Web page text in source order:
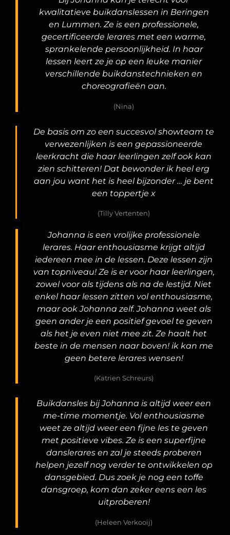
kwalitatieve buikdanslessen in Beringen
en Lummen. Ze is een professionele,
gecertificeerde lerares met een warme,
sprankelende persoonlijkheid. In haar
lessen leert ze je op een leuke manier
verschillende buikdanstechnieken en
choreografieën aan.
(Nina)
De basis om zo een succesvol showteam te
verwezenlijken is een gepassioneerde
leerkracht die haar leerlingen zelf ook kan
zien schitteren! Dat bewonder ik heel erg
aan jou want het is heel bijzonder… je bent
een toppertje x
(Tilly Vertenten)
Johanna is een vrolijke professionele
lerares. Haar enthousiasme krijgt altijd
iedereen mee in de lessen. Deze lessen zijn
van topniveau! Ze is er voor haar leerlingen,
zowel voor als tijdens als na de lestijd. Niet
enkel haar lessen zitten vol enthousiasme,
maar ook Johanna zelf. Johanna weet als
geen ander je een positief gevoel te geven
als het je even niet mee zit. Ze haalt het
beste in de mensen naar boven! ik kan me
geen betere lerares wensen!
(Katrien Schreurs)
Buikdansles bij Johanna is altijd weer een
me-time momentje. Vol enthousiasme
weet ze altijd weer een fijne les te geven
met positieve vibes. Ze is een superfijne
danslerares en zal je steeds proberen
helpen jezelf nog verder te ontwikkelen op
dansgebied. Dus zoek je nog een toffe
dansgroep, kom dan zeker eens een les
uitproberen!
(Heleen Verkooij)